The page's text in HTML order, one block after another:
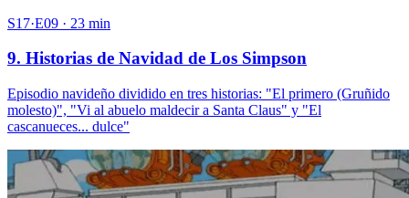
S17·E09 · 23 min
9. Historias de Navidad de Los Simpson
Episodio navideño dividido en tres historias: "El primero (Gruñido
molesto)", "Vi al abuelo maldecir a Santa Claus" y "El
cascanueces... dulce"